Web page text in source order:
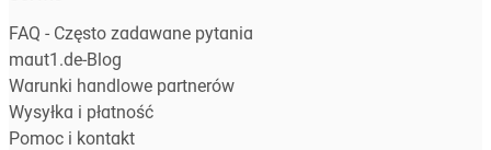
FAQ - Często zadawane pytania
maut1.de-Blog
Warunki handlowe partnerów
Wysyłka i płatność
Pomoc i kontakt